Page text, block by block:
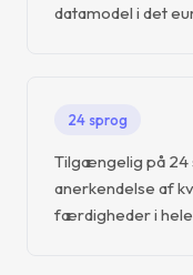
datamodel i det
24 sprog
Tilgængelig på
anerkendelse af
færdigheder i hele